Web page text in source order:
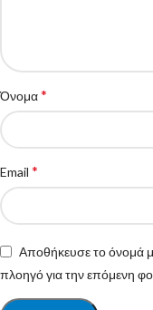
Όνομα*
Email *
Αποθήκευσε το όνομά
πλοηγό για την επόμενη